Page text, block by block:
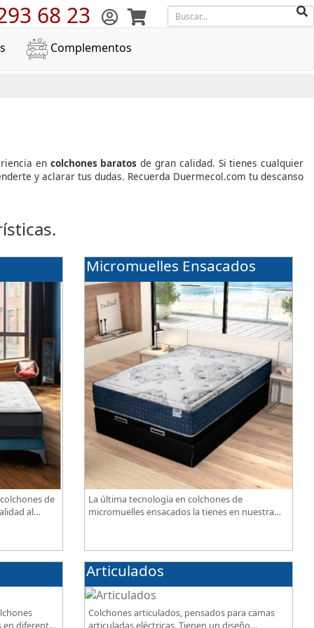
68 23
Complementos
en colchones baratos de gran calidad. Si tienes cualquier
y aclarar tus dudas. Recuerda Duermecol.com tu descanso
de
al
Micromuelles Ensacados
La última tecnología en colchones de
micromuelles ensacados la tienes en nuestra
diferentes
Articulados
Colchones articulados, pensados para camas
articuladas eléctricas. Tienen un diseño